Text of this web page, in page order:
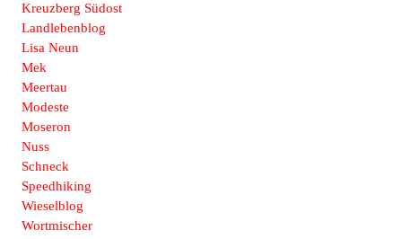
Kreuzberg Südost
Landlebenblog
Lisa Neun
Mek
Meertau
Modeste
Moseron
Nuss
Schneck
Speedhiking
Wieselblog
Wortmischer